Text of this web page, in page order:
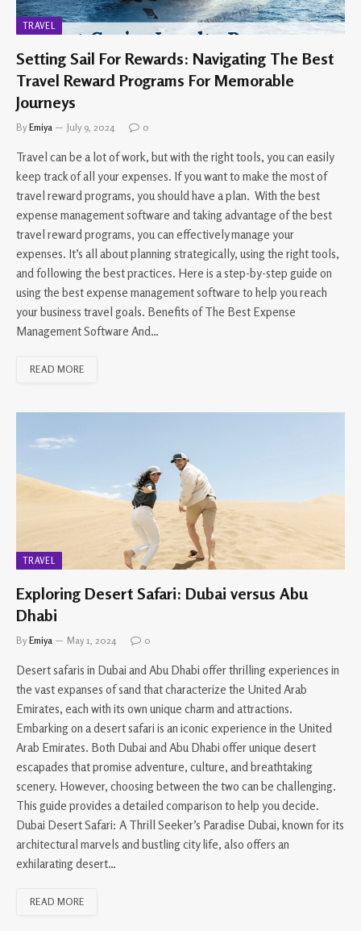
TRAVEL
Setting Sail For Rewards: Navigating The Best
Travel Reward Programs For Memorable
Journeys
By Emiya July 9, 2024 0
Travel can be a lot of work, but with the right tools, you can easily
keep track of all your expenses. If you want to make the most of
travel reward programs, you should have a plan. With the best
expense management software and taking advantage of the best
travel reward programs, you can effectively manage your
expenses. It’s all about planning strategically, using the right tools,
and following the best practices. Here is a step-by-step guide on
using the best expense management software to help you reach
your business travel goals. Benefits of The Best Expense
Management Software And…
READ MORE
TRAVEL
Exploring Desert Safari: Dubai versus Abu
Dhabi
By Emiya May 1, 2024 0
Desert safaris in Dubai and Abu Dhabi offer thrilling experiences in
the vast expanses of sand that characterize the United Arab
Emirates, each with its own unique charm and attractions.
Embarking on a desert safari is an iconic experience in the United
Arab Emirates. Both Dubai and Abu Dhabi offer unique desert
escapades that promise adventure, culture, and breathtaking
scenery. However, choosing between the two can be challenging.
This guide provides a detailed comparison to help you decide.
Dubai Desert Safari: A Thrill Seeker’s Paradise Dubai, known for its
architectural marvels and bustling city life, also offers an
exhilarating desert…
READ MORE